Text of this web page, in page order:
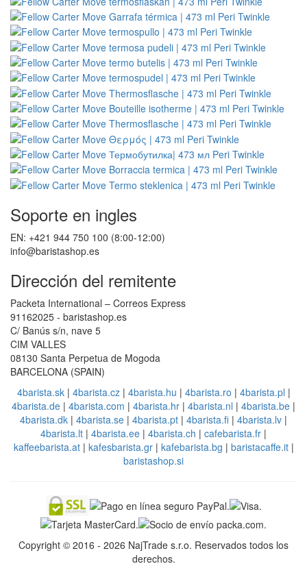
Soporte en ingles
EN: +421 944 750 100 (8:00-12:00)
info@baristashop.es
Dirección del remitente
Packeta International – Correos Express
91162025 - baristashop.es
C/ Banús s/n, nave 5
CIM VALLES
08130 Santa Perpetua de Mogoda
BARCELONA (SPAIN)
4barista.sk| 4barista.cz| 4barista.hu | 4barista.ro | 4barista.pl |
4barista.de | 4barista.com | 4barista.hr | 4barista.nl | 4barista.be |
4barista.dk | 4barista.se | 4barista.pt | 4barista.fi | 4barista.lv |
4barista.lt | 4barista.ee | 4barista.ch | cafebarista.fr |
kaffeebarista.at| kafesbarista.gr| kafebarista.bg | baristacaffe.it|
baristashop.si
Copyright © 2016 - 2026 NajTrade s.r.o. Reservados todos los
derechos.